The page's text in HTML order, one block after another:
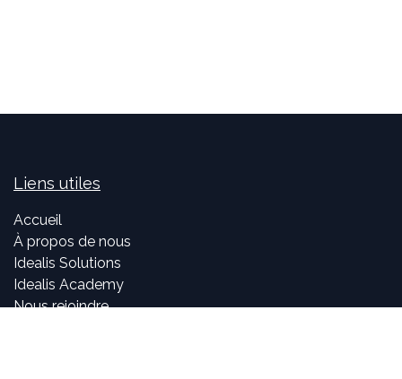
Liens utiles
Accueil
À propos de nous
Idealis Solutions
Idealis Academy
Nous rejoindre